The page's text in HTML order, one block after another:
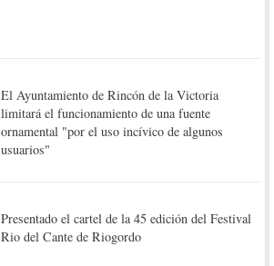
El Ayuntamiento de Rincón de la Victoria
limitará el funcionamiento de una fuente
ornamental "por el uso incívico de algunos
usuarios"
Presentado el cartel de la 45 edición del Festival
Rio del Cante de Riogordo